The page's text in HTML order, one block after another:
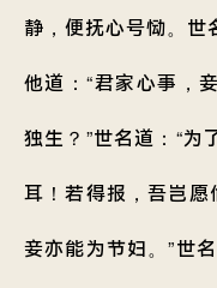
静，便抚心号恸。世
他道：“君家心事，
独生？”世名道：“为
耳！若得报，吾岂愿
妾亦能为节妇。”世